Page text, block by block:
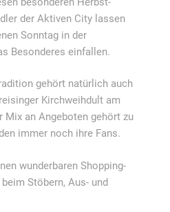
der Aktiven City lassen
Sonntag in der
Besonderes einfallen.
gehört natürlich auch
Kirchweihdult am
Mix an Angeboten gehört zu
immer noch ihre Fans.
wunderbaren Shopping-
Stöbern, Aus- und